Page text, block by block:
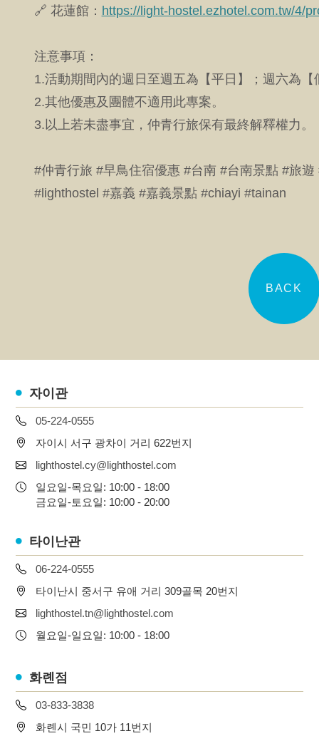
🔗 花蓮館： https://light-hostel.ezhotel.com.tw/4/
注意事項：
1.活動期間內的週日至週五為【平日】；週六為
2.其他優惠及團體不適用此專案。
3.以上若未盡事宜，仲青行旅保有最終解釋權力。
#仲青行旅 #早鳥住宿優惠 #台南 #台南景點 #旅
#lighthostel #嘉義 #嘉義景點 #chiayi #tainan
BACK
자이관
05-224-0555
자이시 서구 광차이 거리 622번지
lighthostel.cy@lighthostel.com
일요일-목요일: 10:00 - 18:00
금요일-토요일: 10:00 - 20:00
타이난관
06-224-0555
타이난시 중서구 유애 거리 309골목 20번지
lighthostel.tn@lighthostel.com
월요일-일요일: 10:00 - 18:00
화롄점
03-833-3838
화롄시 국민 10가 11번지